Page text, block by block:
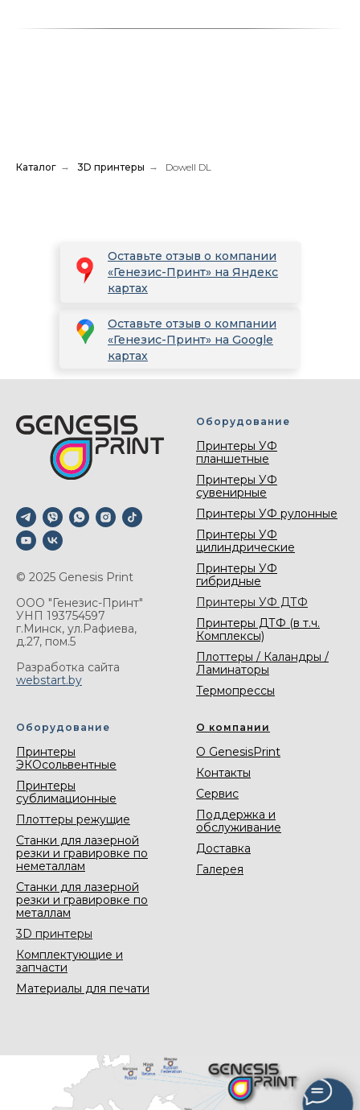
Каталог → 3D принтеры → Dowell DL
Оставьте отзыв о компании
«Генезис-Принт» на Google
картах
Оставьте отзыв о компании
«Генезис-Принт» на Яндекс
картах
© 2025 Genesis Print
ООО "Генезис-Принт"
УНП 193754597
г.Минск, ул.Рафиева,
д.27, пом.5
Разработка сайта
webstart.by
Оборудование
Принтеры УФ
планшетные
Принтеры УФ
сувенирные
Принтеры УФ рулонные
Принтеры УФ
цилиндрические
Принтеры УФ
гибридные
Принтеры УФ ДТФ
Принтеры ДТФ (в т.ч.
Комплексы)
Плоттеры / Каландры /
Ламинаторы
Термопрессы
Оборудование
Принтеры
ЭКОсольвентные
Принтеры
сублимационные
Плоттеры режущие
Станки для лазерной
резки и гравировке по
неметаллам
Станки для лазерной
резки и гравировке по
металлам
3D принтеры
Комплектующие и
запчасти
Материалы для печати
О компании
О GenesisPrint
Контакты
Сервис
Поддержка и
обслуживание
Доставка
Галерея